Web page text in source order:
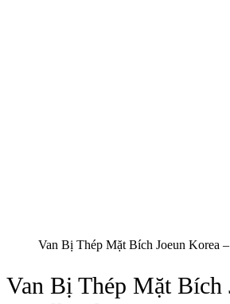
Van Bị Thép Mặt Bích Joeun Korea
Van Bị Thép Mặt Bích